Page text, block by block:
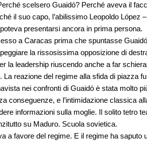
scelsero Guaidó? Perché aveva il
il suo capo, l’abilissimo Leopoldo López
presentarsi ancora in prima persona.
a Caracas prima che spuntasse
la rissosissima opposizione di
la leadership riuscendo anche a far
La reazione del regime alla sfida di piazza
nei confronti di Guaidó è stata molto
conseguenze, e l’intimidazione classica
informazioni sulla moglie. Il solito tetro
su Maduro. Scuola sovietica.
a favore del regime. E il regime ha